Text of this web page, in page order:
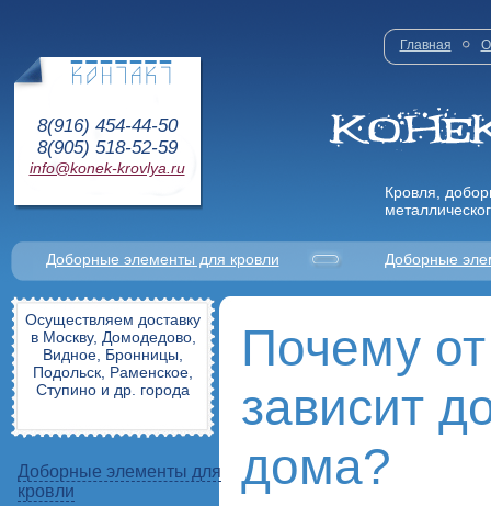
8(916) 454-44-50
8(905) 518-52-59
info@konek-krovlya.ru
Главная О
Кровля,
Доборные элементы для кровли Доборные
Осуществляем доставку
в Москву, Домодедово,
Видное, Бронницы,
Подольск, Раменское,
Ступино и др. города
Доборные элементы для
кровли
Почему
зависит
дома?